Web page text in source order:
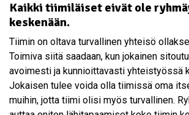
Kaikki tiimiläiset eivät ole
keskenään.
Tiimin on oltava turvallinen yhteisö
Toimiva siitä saadaan, kun jokainen
avoimesti ja kunnioittavasti yhteistyössä
Jokaisen tulee voida olla tiimissä oma
muihin, jotta tiimi olisi myös turvallinen.